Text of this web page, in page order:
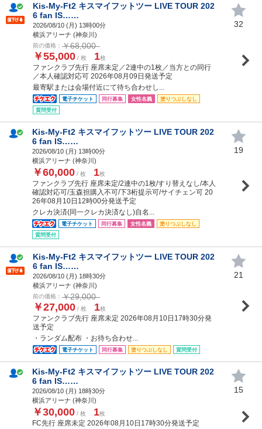
Kis-My-Ft2 キスマイフットツー LIVE TOUR 202
6 fan IS……
2026/08/10 (月) 13時00分
横浜アリーナ (神奈川)
前の価格： ￥68,000
￥55,000 / 枚 1枚
ファンクラブ先行 座席未定／2連中の1枚／当方との同行
／本人確認対応可 2026年08月09日発送予定
最寄駅または会場付近にて待ち合わせし...
電子チケット 同行募集 女性名義
塗りつぶしなし
質問受付
32
Kis-My-Ft2 キスマイフットツー LIVE TOUR 202
6 fan IS……
2026/08/10 (月) 13時00分
横浜アリーナ (神奈川)
￥60,000 / 枚 1枚
ファンクラブ先行 座席未定/2連中の1枚/すり替えなし/本人
確認対応可/玉森担購入不可/下3桁提示可/サイチェン可 20
26年08月10日12時00分発送予定
クレカ決済(同一クレカ決済なし)自名...
電子チケット 同行募集 女性名義
塗りつぶしなし
質問受付
19
Kis-My-Ft2 キスマイフットツー LIVE TOUR 202
6 fan IS……
2026/08/10 (月) 18時30分
横浜アリーナ (神奈川)
前の価格： ￥29,000
￥27,000 / 枚 1枚
ファンクラブ先行 座席未定 2026年08月10日17時30分発
送予定
・ランダム配布 ・お待ち合わせ...
電子チケット 同行募集 塗りつぶしなし 質問受付
21
Kis-My-Ft2 キスマイフットツー LIVE TOUR 202
6 fan IS……
2026/08/10 (月) 18時30分
横浜アリーナ (神奈川)
￥30,000 / 枚 1枚
FC先行 座席未定 2026年08月10日17時30分発送予定
15